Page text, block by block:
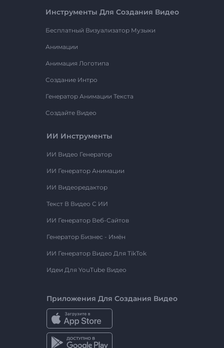
Инструменты Для Создания Видео
Бесплатный Визуализатор Музыки
Анимации
Анимация Логотипа
Создание Интро
Генератор Анимации Текста
Создайте Видео
ИИ Инструменты
ИИ Видео Генератор
ИИ Генератор Анимации
ИИ Видеоредактор
Текст В Видео С ИИ
ИИ Генератор Веб-Сайтов
Генератор Бизнес - Имён
ИИ Генератор Видео Для TikTok
Идеи Для YouTube Видео
Приложения Для Создания Видео